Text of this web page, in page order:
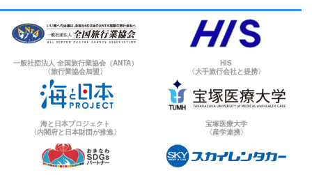
一般社団法人 全国旅行業協会（ANTA）
〈旅行業協会加盟〉
HIS
〈大手旅行会社と提携〉
海と日本プロジェクト
〈内閣府と日本財団が推進〉
宝塚医療大学
〈産学連携〉